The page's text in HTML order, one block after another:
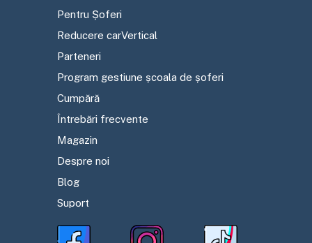
Pentru Șoferi
Reducere carVertical
Parteneri
Program gestiune școala de șoferi
Cumpără
Întrebări frecvente
Magazin
Despre noi
Blog
Suport